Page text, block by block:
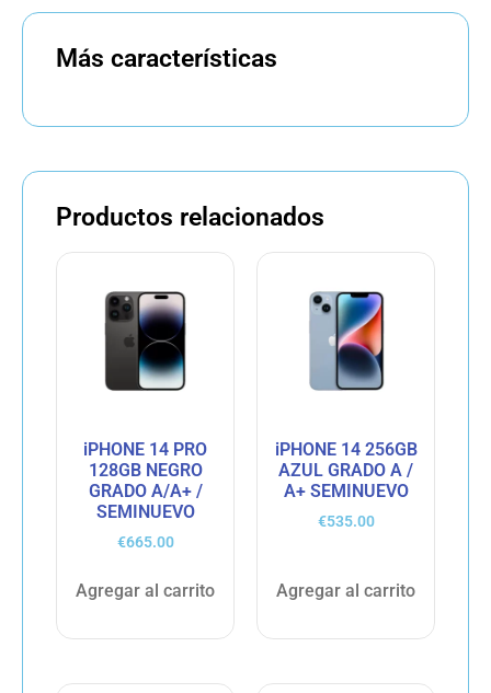
Más características
Productos relacionados
iPHONE 14 PRO
128GB NEGRO
GRADO A/A+ /
SEMINUEVO
€665.00
Agregar al carrito
iPHONE 14 256GB
AZUL GRADO A /
A+ SEMINUEVO
€535.00
Agregar al carrito